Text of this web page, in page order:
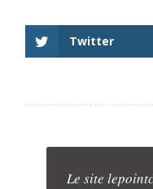
Twitter
Le site